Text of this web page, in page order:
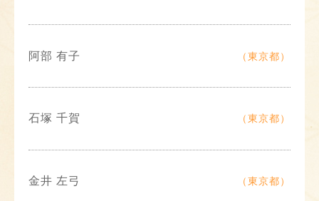
阿部 有子 （東京都）
石塚 千賀 （東京都）
金井 左弓 （東京都）